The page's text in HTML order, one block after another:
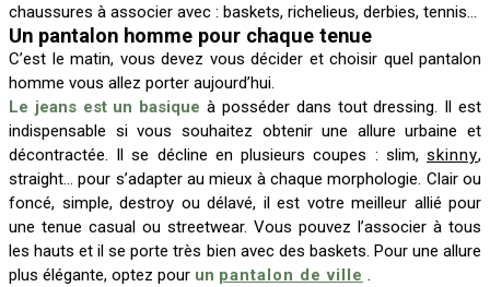
chaussures à associer avec : baskets, richelieus, derbies, tennis…
Un pantalon homme pour chaque tenue
C’est le matin, vous devez vous décider et choisir quel pantalon
homme vous allez porter aujourd’hui.
Le jeans est un basique à posséder dans tout dressing. Il est
indispensable si vous souhaitez obtenir une allure urbaine et
décontractée. Il se décline en plusieurs coupes : slim, skinny,
straight… pour s’adapter au mieux à chaque morphologie. Clair ou
foncé, simple, destroy ou délavé, il est votre meilleur allié pour
une tenue casual ou streetwear. Vous pouvez l’associer à tous
les hauts et il se porte très bien avec des baskets. Pour une allure
plus élégante, optez pour un pantalon de ville .